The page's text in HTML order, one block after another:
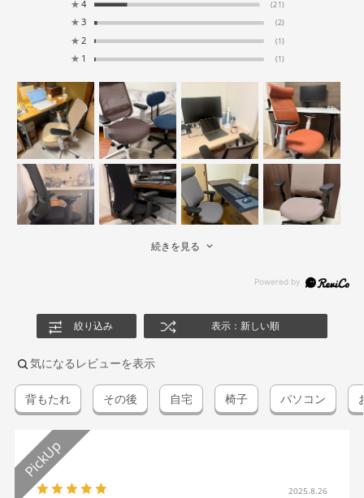
★ 4 (21)
★ 3 (2)
★ 2 (1)
★ 1 (1)
続きを見る
絞り込み 表示：新しい順
気になるレビューを表示
背もたれ その後 自宅 椅子 パソコン
2025.8.26